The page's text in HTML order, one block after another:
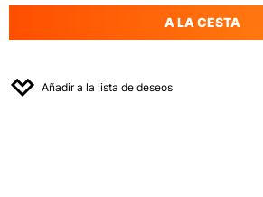
A LA CESTA
Añadir a la lista de deseos